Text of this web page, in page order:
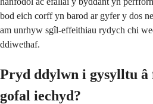
bod eich corff yn barod ar gyfer y dos
am unrhyw sgîl-effeithiau rydych chi
ddiwethaf.
Pryd ddylwn i gysylltu
gofal iechyd?